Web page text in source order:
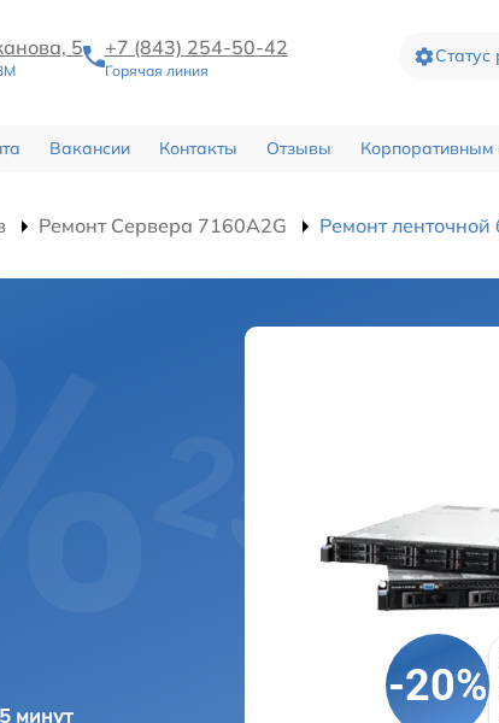
5 +7 (843) 254-50-42
Горячая линия
Статус
Вакансии Контакты Отзывы Корпоративным
Ремонт Сервера 7160A2G Ремонт ленточной
минут
-20%